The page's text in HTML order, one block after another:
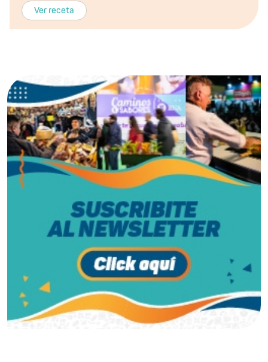
Ver receta